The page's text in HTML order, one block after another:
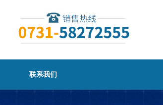
联系我们